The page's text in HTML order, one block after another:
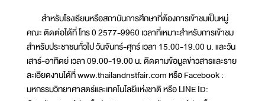
สำหรับโรงเรียนหรือสถาบันการศึกษาที่ต้องการเข้าชมเป็นหมู่
คณะ ติดต่อได้ที่ โทร 0 2577-9960 เวลาที่เหมาะสำหรับการเข้าชม
สำหรับประชาชนทั่วไป วันจันทร์-ศุกร์ เวลา 15.00-19.00 น. และวัน
เสาร์-อาทิตย์ เวลา 09.00-19.00 น. ติดตามข้อมูลข่าวสารและราย
ละเอียดงานได้ที่ www.thailandnstfair.com หรือ Facebook :
มหกรรมวิทยาศาสตร์และเทคโนโลยีแห่งชาติ หรือ LINE ID: